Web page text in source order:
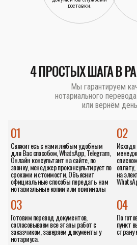
доставки.
4 ПРОСТЫХ ШАГА В
Мы гарантируем
нотариального
или вернём
01
Свяжитесь с нами любым удобным
для Вас способом, WhatsApp, Telegram,
Онлайн консультант на сайте, по
звонку, менеджер проконсультирует по
сроками и стоимости. Объяснит
официальные способы передать нам
нотариальные копии или оригиналы
02
Исходя
на
04
По
пункт
страну
03
Готовим перевод документов,
согласовываем все этапы работ с
заказчиком, заверяем документы у
нотариуса.